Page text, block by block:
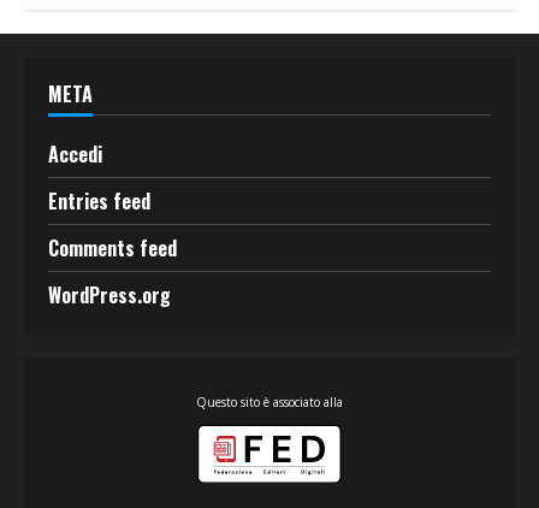
META
Accedi
Entries feed
Comments feed
WordPress.org
Questo sito è associato alla